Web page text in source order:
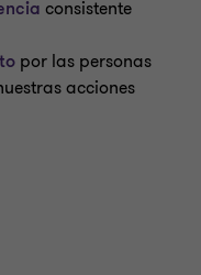
consistente
por las personas
acciones